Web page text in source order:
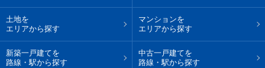
土地を
エリアから探す
マンションを
エリアから探す
新築一戸建てを
路線・駅から探す
中古一戸建てを
路線・駅から探す